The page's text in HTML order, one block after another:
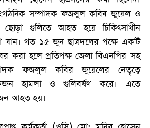
সম্পাদক ফজলুল কবির জুয়েল ও
গুলিতে আহত হয়ে চিকিৎসাধীন
যান। গত ১৫ জুন ছাত্রদলের পক্ষে একটি
করা হলে প্রতিপক্ষ জেলা বিএনপির সহ
ফজলুল কবির জুয়েলের নেতৃত্বে
হামলা ও গুলিবর্ষণ করে। এতে
আহত হয়।